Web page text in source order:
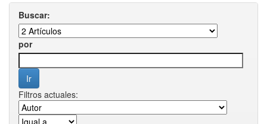
Buscar:
por
Filtros actuales: